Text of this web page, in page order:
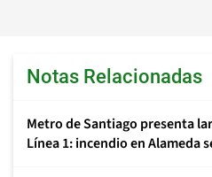
Notas Relacionadas
Metro de Santiago presenta
Línea 1: incendio en Alameda